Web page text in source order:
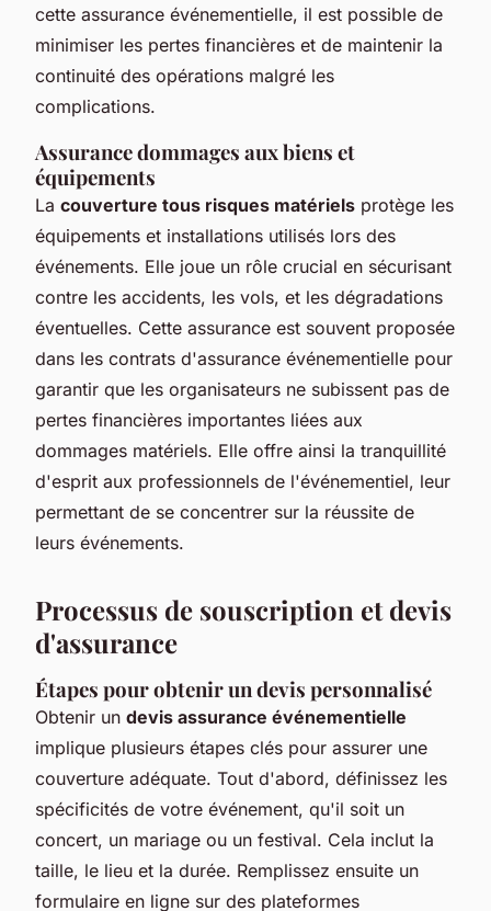
cette assurance événementielle, il est possible de
minimiser les pertes financières et de maintenir la
continuité des opérations malgré les
complications.
Assurance dommages aux biens et
équipements
La couverture tous risques matériels protège les
équipements et installations utilisés lors des
événements. Elle joue un rôle crucial en sécurisant
contre les accidents, les vols, et les dégradations
éventuelles. Cette assurance est souvent proposée
dans les contrats d'assurance événementielle pour
garantir que les organisateurs ne subissent pas de
pertes financières importantes liées aux
dommages matériels. Elle offre ainsi la tranquillité
d'esprit aux professionnels de l'événementiel, leur
permettant de se concentrer sur la réussite de
leurs événements.
Processus de souscription et devis
d'assurance
Étapes pour obtenir un devis personnalisé
Obtenir un devis assurance événementielle
implique plusieurs étapes clés pour assurer une
couverture adéquate. Tout d'abord, définissez les
spécificités de votre événement, qu'il soit un
concert, un mariage ou un festival. Cela inclut la
taille, le lieu et la durée. Remplissez ensuite un
formulaire en ligne sur des plateformes